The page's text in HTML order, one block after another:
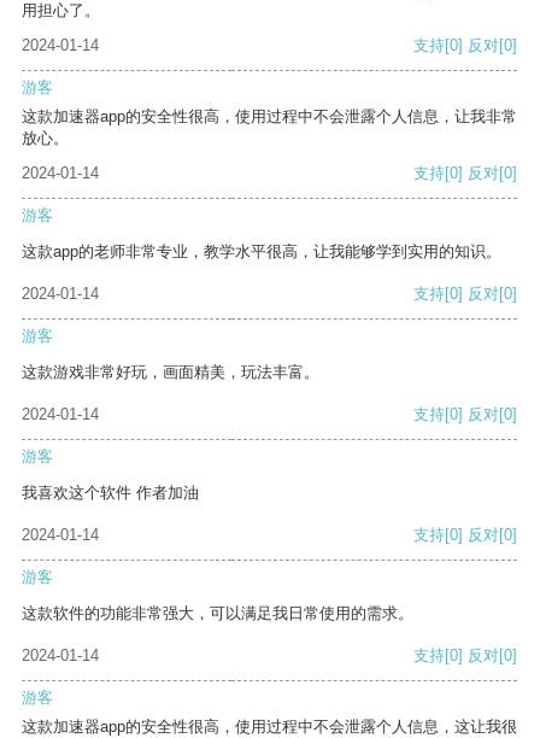
用担心了。
2024-01-14
支持[0] 反对[0]
游客
这款加速器app的安全性很高，使用过程中不会泄露个人信息，让我非常
放心。
2024-01-14
支持[0] 反对[0]
游客
这款app的老师非常专业，教学水平很高，让我能够学到实用的知识。
2024-01-14 支持[0] 反对[0]
游客
这款游戏非常好玩，画面精美，玩法丰富。
2024-01-14 支持[0] 反对[0]
游客
我喜欢这个软件 作者加油
2024-01-14 支持[0] 反对[0]
游客
这款软件的功能非常强大，可以满足我日常使用的需求。
2024-01-14 支持[0] 反对[0]
游客
这款加速器app的安全性很高，使用过程中不会泄露个人信息，这让我很